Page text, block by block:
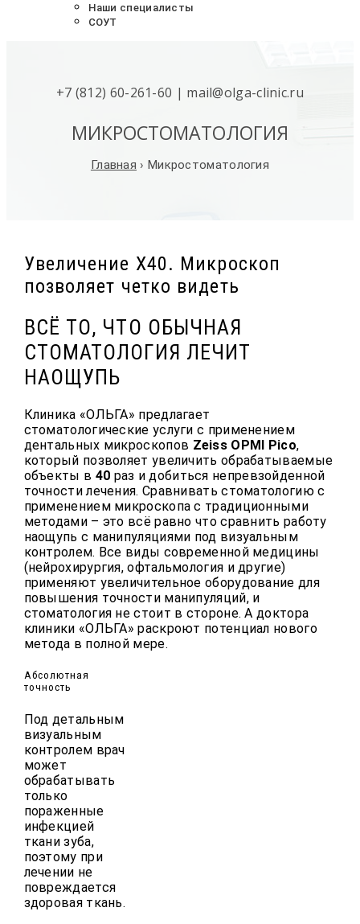
Наши специалисты
СОУТ
+7 (812) 60-261-60 | mail@olga-clinic.ru
МИКРОСТОМАТОЛОГИЯ
Главная › Микростоматология
Увеличение Х40. Микроскоп
позволяет четко видеть
ВСЁ ТО, ЧТО ОБЫЧНАЯ
СТОМАТОЛОГИЯ ЛЕЧИТ
НАОЩУПЬ
Клиника «ОЛЬГА» предлагает
стоматологические услуги с применением
дентальных микроскопов Zeiss OPMI Pico,
который позволяет увеличить обрабатываемые
объекты в 40 раз и добиться непревзойденной
точности лечения. Сравнивать стоматологию с
применением микроскопа с традиционными
методами – это всё равно что сравнить работу
наощупь с манипуляциями под визуальным
контролем. Все виды современной медицины
(нейрохирургия, офтальмология и другие)
применяют увеличительное оборудование для
повышения точности манипуляций, и
стоматология не стоит в стороне. А доктора
клиники «ОЛЬГА» раскроют потенциал нового
метода в полной мере.
Абсолютная
точность
Под детальным
визуальным
контролем врач
может
обрабатывать
только
пораженные
инфекцией
ткани зуба,
поэтому при
лечении не
повреждается
здоровая ткань.